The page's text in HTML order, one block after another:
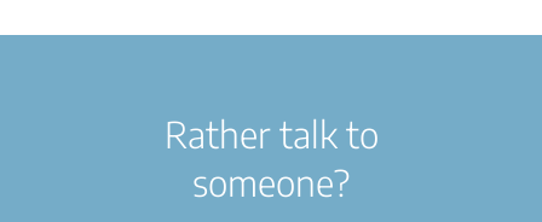
Rather talk to
someone?